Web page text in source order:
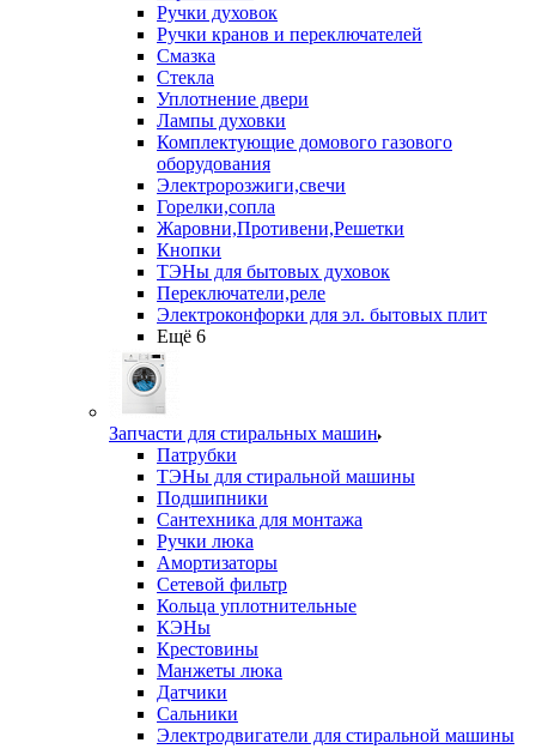
Ручки духовок
Ручки кранов и переключателей
Смазка
Стекла
Уплотнение двери
Лампы духовки
Комплектующие домового газового
оборудования
Электророзжиги,свечи
Горелки,сопла
Жаровни,Противени,Решетки
Кнопки
ТЭНы для бытовых духовок
Переключатели,реле
Электроконфорки для эл. бытовых плит
Ещё 6
Запчасти для стиральных машин
Патрубки
ТЭНы для стиральной машины
Подшипники
Сантехника для монтажа
Ручки люка
Амортизаторы
Сетевой фильтр
Кольца уплотнительные
КЭНы
Крестовины
Манжеты люка
Датчики
Сальники
Электродвигатели для стиральной машины